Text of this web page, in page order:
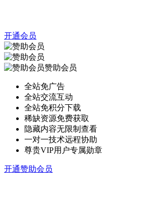
开通会员
赞助会员
全站免广告
全站交流互动
全站免积分下载
稀缺资源免费获取
隐藏内容无限制查看
一对一技术远程协助
尊贵VIP用户专属勋章
开通赞助会员